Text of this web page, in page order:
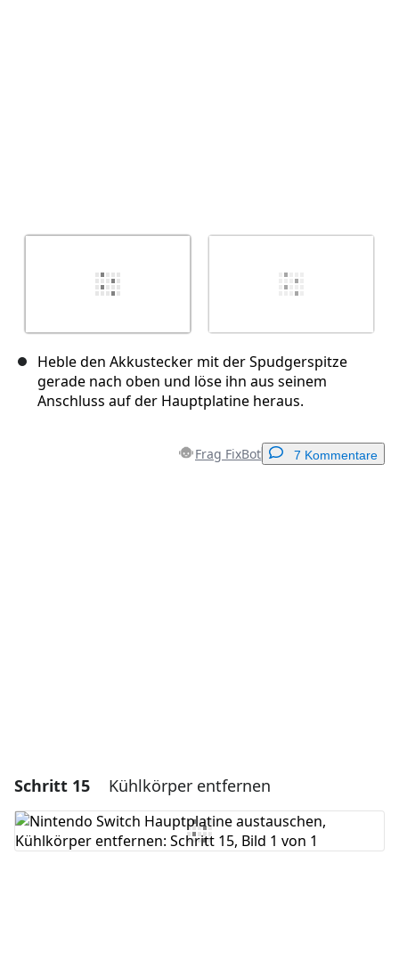
Heble den Akkustecker mit der Spudgerspitze
gerade nach oben und löse ihn aus seinem
Anschluss auf der Hauptplatine heraus.
Frag FixBot 7 Kommentare
Schritt 15 Kühlkörper entfernen